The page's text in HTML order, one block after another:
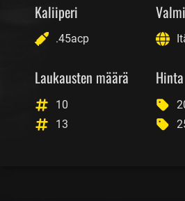
Kaliiperi
.45acp
Laukausten määrä
10
13
Hinta